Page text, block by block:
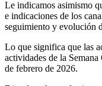
Le indicamos asimismo
e indicaciones de los
seguimiento y evolución
Lo que significa que las
actividades de la
de febrero de 2026.